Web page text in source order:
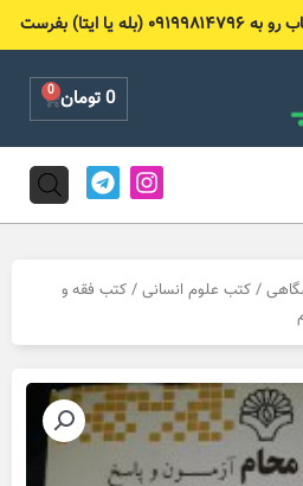
ایتا) بفرست
0تومان 0
Cart
I
n
s
g
a
T
e
l
r
m
/ کتب علوم انسانی / کتب فقه و